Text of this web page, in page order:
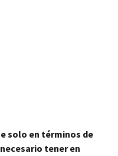
solo en términos de
tener en